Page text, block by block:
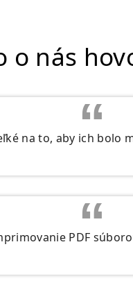
o nás
na to, aby ich bolo
PDF